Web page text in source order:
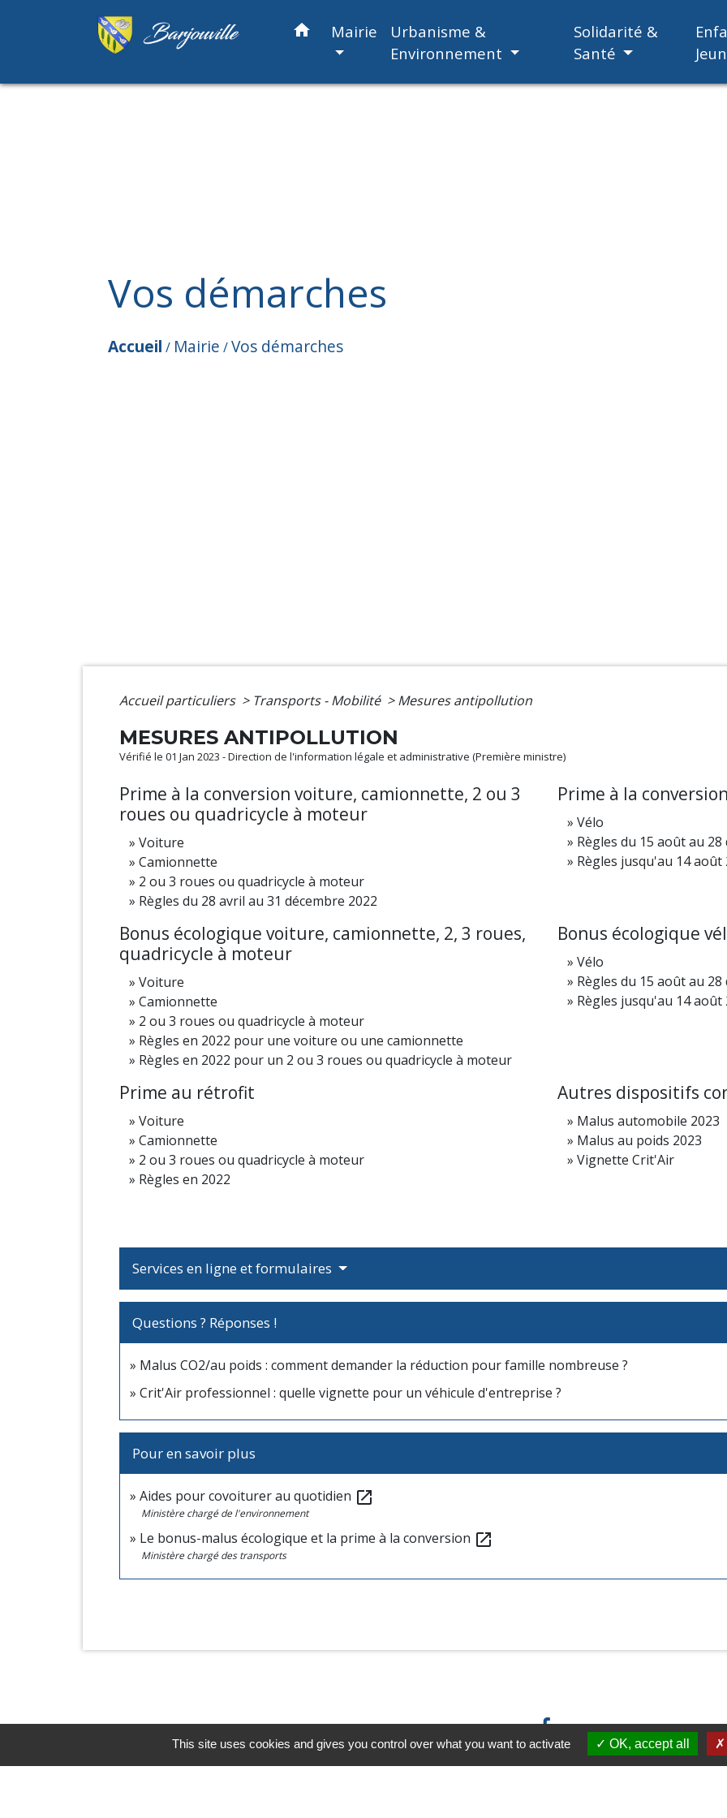
home Mairie
Urbanisme &
Environnement
Solidarité &
Santé
Vos démarches
Accueil / Mairie /Vos démarches
Accueil particuliers > Transports - Mobilité > Mesures antipollution
MESURES ANTIPOLLUTION
Vérifié le 01 Jan 2023 - Direction de l'information légale et administrative (Première ministre)
Prime à la conversion voiture, camionnette, 2 ou 3
roues ou quadricycle à moteur
Voiture
Camionnette
2 ou 3 roues ou quadricycle à moteur
Règles du 28 avril au 31 décembre 2022
Prime à la
Vélo
Règles du 15 août au 28
Règles jusqu'au 14 août
Bonus écologique voiture, camionnette, 2, 3 roues,
quadricycle à moteur
Voiture
Camionnette
2 ou 3 roues ou quadricycle à moteur
Règles en 2022 pour une voiture ou une camionnette
Règles en 2022 pour un 2 ou 3 roues ou quadricycle à moteur
Bonus écologique
Vélo
Règles du 15 août au 28
Règles jusqu'au 14 août
Prime au rétrofit
Voiture
Camionnette
2 ou 3 roues ou quadricycle à moteur
Règles en 2022
Autres dispositifs
Malus automobile 2023
Malus au poids 2023
Vignette Crit'Air
Services en ligne et formulaires
Questions ? Réponses !
Malus CO2/au poids : comment demander la réduction pour famille nombreuse ?
Crit'Air professionnel : quelle vignette pour un véhicule d'entreprise ?
Pour en savoir plus
Aides pour covoiturer au quotidien open_in_new
Ministère chargé de l'environnement
Le bonus-malus écologique et la prime à la conversion open_in_new
Ministère chargé des transports
This site uses cookies and gives you control over what you want to activate OK, accept all